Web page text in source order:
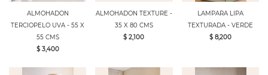
ALMOHADON
TERCIOPELO UVA - 55 X
55 CMS
$ 3,400
ALMOHADON TEXTURE -
35 X 80 CMS
$ 2,100
LAMPARA LIPA
TEXTURADA - VERDE
$ 8,200